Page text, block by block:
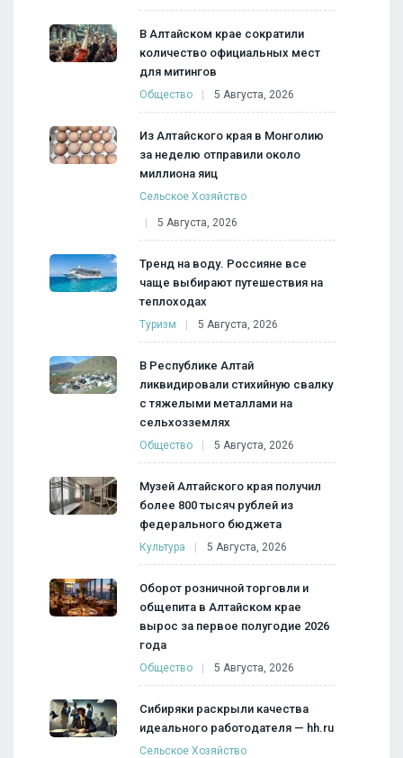
В Алтайском крае сократили
количество официальных мест
для митингов
Общество 5 Августа, 2026
Из Алтайского края в Монголию
за неделю отправили около
миллиона яиц
Сельское Хозяйство
5 Августа, 2026
Тренд на воду. Россияне все
чаще выбирают путешествия на
теплоходах
Туризм 5 Августа, 2026
В Республике Алтай
ликвидировали стихийную свалку
с тяжелыми металлами на
сельхозземлях
Общество 5 Августа, 2026
Музей Алтайского края получил
более 800 тысяч рублей из
федерального бюджета
Культура 5 Августа, 2026
Оборот розничной торговли и
общепита в Алтайском крае
вырос за первое полугодие 2026
года
Общество 5 Августа, 2026
Сибиряки раскрыли качества
идеального работодателя — hh.ru
Сельское Хозяйство